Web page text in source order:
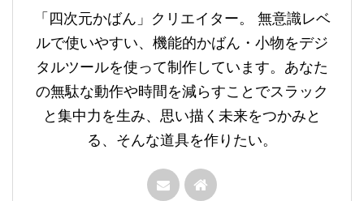
「四次元かばん」クリエイター。 無意識レベ
ルで使いやすい、機能的かばん・小物をデジ
タルツールを使って制作しています。あなた
の無駄な動作や時間を減らすことでスラック
と集中力を生み、思い描く未来をつかみと
る、そんな道具を作りたい。